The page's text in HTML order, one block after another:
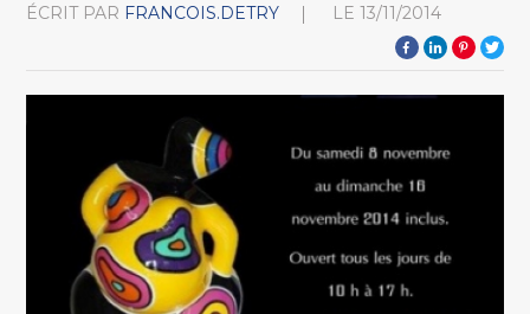
ÉCRIT PAR FRANCOIS.DETRY LE 13/11/2014